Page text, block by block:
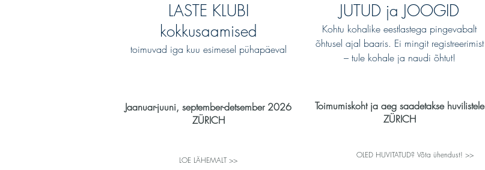
LASTE KLUBI
kokkusaamised
toimuvad iga kuu esimesel pühapäeval
Jaanuar-juuni, september-detsember 2026
ZÜRICH
LOE LÄHEMALT >>
JUTUD ja JOOGID
Kohtu kohalike eestlastega pingevabalt
õhtusel ajal baaris. Ei mingit registreerimist
– tule kohale ja naudi õhtut!
Toimumiskoht ja aeg saadetakse huvilistele
ZÜRICH
OLED HUVITATUD? Võta ühendust! >>